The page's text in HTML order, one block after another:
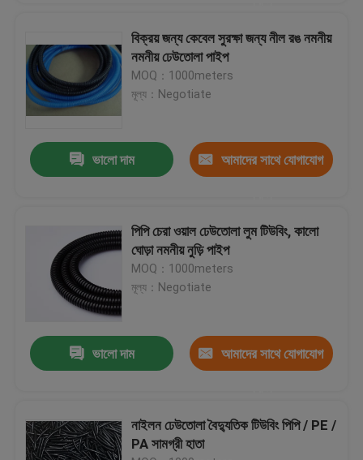
বিক্রয় জন্য কেবেল সুরক্ষা জন্য নীল রঙ নমনীয়
নমনীয় ঢেউতোলা পাইপ
MOQ：1000meters
মূল্য：Negotiate
ভালো দাম আমাদের সাথে যোগাযোগ
পিপি চেরা ওয়াল ঢেউতোলা লুম টিউবিং, কালো
ঘোড়া নমনীয় নুড়ি পাইপ
MOQ：1000meters
মূল্য：Negotiate
ভালো দাম আমাদের সাথে যোগাযোগ
নাইলন ঢেউতোলা বৈদ্যুতিক টিউবিং পিপি / PE /
PA সামগ্রী হাতা